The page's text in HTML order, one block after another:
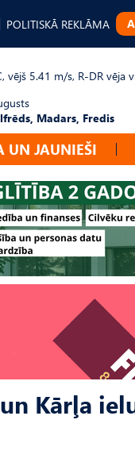
POLITISKĀ REKLĀMA
vējš 5.41 m/s, R-DR vēja
Madars, Fredis
UN JAUNIEŠI
Kārļa